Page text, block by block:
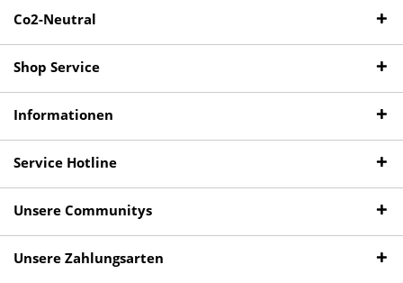
Co2-Neutral
Shop Service
Informationen
Service Hotline
Unsere Communitys
Unsere Zahlungsarten